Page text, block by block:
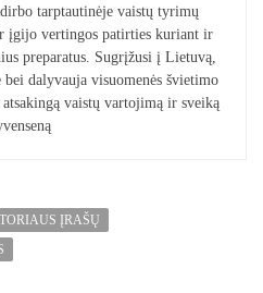
tarptautinėje vaistų tyrimų
įgijo vertingos patirties kuriant ir
preparatus. Sugrįžusi į Lietuvą,
dalyvauja visuomenės švietimo
vaistų vartojimą ir sveiką
ĮRAŠŲ